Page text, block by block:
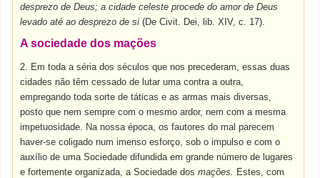
desprezo de Deus; a cidade celeste procede do amor de Deus
levado até ao desprezo de si(De Civit. Dei, lib. XIV, c. 17).
A sociedade dos mações
2. Em toda a séria dos séculos que nos precederam, essas duas
cidades não têm cessado de lutar uma contra a outra,
empregando toda sorte de táticas e as armas mais diversas,
posto que nem sempre com o mesmo ardor, nem com a mesma
impetuosidade. Na nossa época, os fautores do mal parecem
haver-se coligado num imenso esforço, sob o impulso e com o
auxílio de uma Sociedade difundida em grande número de lugares
e fortemente organizada, a Sociedade dosmações.
Estes, com